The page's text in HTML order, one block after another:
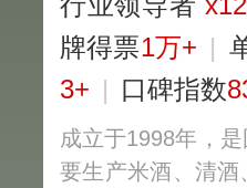
牌得票1万+ |
3+ | 口碑指数
成立于1998年，
要生产米酒、清